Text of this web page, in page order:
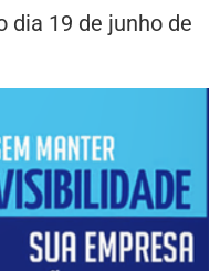
dia 19 de junho de